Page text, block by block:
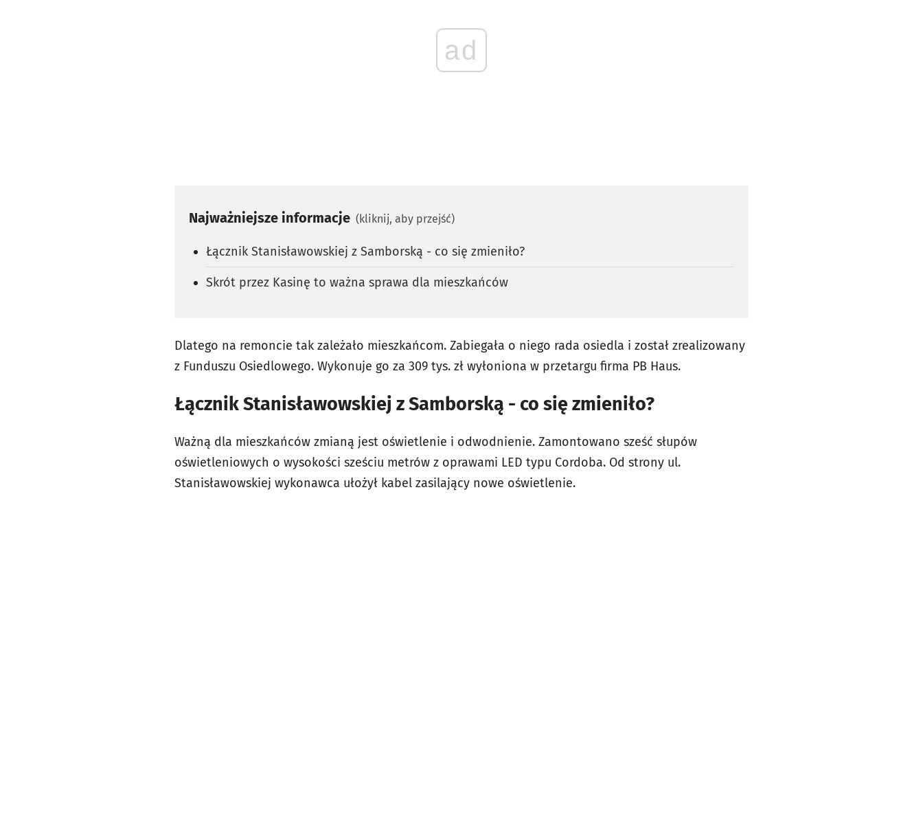
ad
Najważniejsze informacje (kliknij, aby przejść)
Łącznik Stanisławowskiej z Samborską - co się zmieniło?
Skrót przez Kasinę to ważna sprawa dla mieszkańców
Dlatego na remoncie tak zależało mieszkańcom. Zabiegała o niego rada osiedla i został zrealizowany
z Funduszu Osiedlowego. Wykonuje go za 309 tys. zł wyłoniona w przetargu firma PB Haus.
Łącznik Stanisławowskiej z Samborską - co się zmieniło?
Ważną dla mieszkańców zmianą jest oświetlenie i odwodnienie. Zamontowano sześć słupów
oświetleniowych o wysokości sześciu metrów z oprawami LED typu Cordoba. Od strony ul.
Stanisławowskiej wykonawca ułożył kabel zasilający nowe oświetlenie.